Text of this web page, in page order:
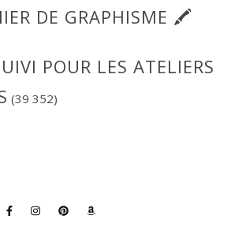
DE GRAPHISME 🖍
POUR LES ATELIERS
(39 352)